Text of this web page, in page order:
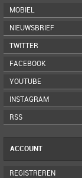
MOBIEL
NIEUWSBRIEF
TWITTER
FACEBOOK
YOUTUBE
INSTAGRAM
RSS
ACCOUNT
REGISTREREN